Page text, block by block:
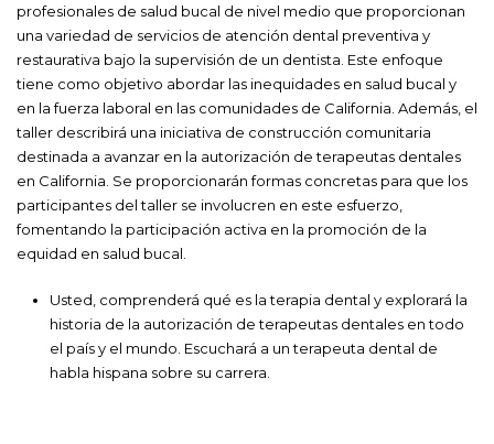
profesionales de salud bucal de nivel medio que proporcionan
una variedad de servicios de atención dental preventiva y
restaurativa bajo la supervisión de un dentista. Este enfoque
tiene como objetivo abordar las inequidades en salud bucal y
en la fuerza laboral en las comunidades de California. Además, el
taller describirá una iniciativa de construcción comunitaria
destinada a avanzar en la autorización de terapeutas dentales
en California. Se proporcionarán formas concretas para que los
participantes del taller se involucren en este esfuerzo,
fomentando la participación activa en la promoción de la
equidad en salud bucal.
Usted, comprenderá qué es la terapia dental y explorará la
historia de la autorización de terapeutas dentales en todo
el país y el mundo. Escuchará a un terapeuta dental de
habla hispana sobre su carrera.